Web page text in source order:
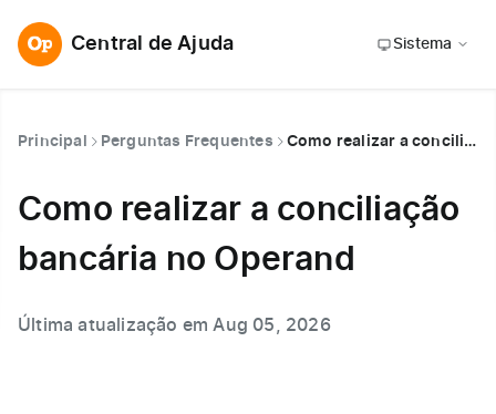
Central de Ajuda Sistema
Principal Perguntas Frequentes Como realizar a conciliação bancária no Operand
Como realizar a conciliação
bancária no Operand
Última atualização em Aug 05, 2026